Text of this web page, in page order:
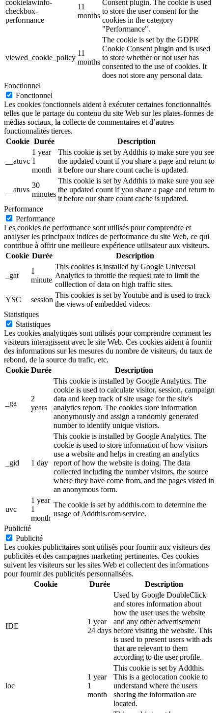
cookielawinfo-
checkbox-
performance
11
months
Consent plugin. The cookie is used
to store the user consent for the
cookies in the category
"Performance".
viewed_cookie_policy
11
months
The cookie is set by the GDPR
Cookie Consent plugin and is used
to store whether or not user has
consented to the use of cookies. It
does not store any personal data.
Fonctionnel
Fonctionnel
Les cookies fonctionnels aident à exécuter certaines fonctionnalités
telles que le partage du contenu du site Web sur les plates-formes de
médias sociaux, la collecte de commentaires et d’autres
fonctionnalités tierces.
Cookie Durée Description
__atuvc
1 year
1
month
This cookie is set by Addthis to make sure you see
the updated count if you share a page and return to
it before our share count cache is updated.
__atuvs
30
minutes
This cookie is set by Addthis to make sure you see
the updated count if you share a page and return to
it before our share count cache is updated.
Performance
Performance
Les cookies de performance sont utilisés pour comprendre et
analyser les principaux indices de performance du site Web, ce qui
contribue à offrir une meilleure expérience utilisateur aux visiteurs.
Cookie Durée Description
_gat
1
minute
This cookies is installed by Google Universal
Analytics to throttle the request rate to limit the
colllection of data on high traffic sites.
YSC
session
This cookies is set by Youtube and is used to track
the views of embedded videos.
Statistiques
Statistiques
Les cookies analytiques sont utilisés pour comprendre comment les
visiteurs interagissent avec le site Web. Ces cookies aident à fournir
des informations sur les mesures du nombre de visiteurs, du taux de
rebond, de la source du trafic, etc.
Cookie Durée Description
_ga
2
years
This cookie is installed by Google Analytics. The
cookie is used to calculate visitor, session, campaign
data and keep track of site usage for the site's
analytics report. The cookies store information
anonymously and assign a randomly generated
number to identify unique visitors.
_gid 1 day
This cookie is installed by Google Analytics. The
cookie is used to store information of how visitors
use a website and helps in creating an analytics
report of how the website is doing. The data
collected including the number visitors, the source
where they have come from, and the pages visted in
an anonymous form.
uvc
1 year
1
month
The cookie is set by addthis.com to determine the
usage of Addthis.com service.
Publicité
Publicité
Les cookies publicitaires sont utilisés pour fournir aux visiteurs des
publicités et des campagnes marketing pertinentes. Ces cookies
suivent les visiteurs sur les sites Web et collectent des informations
pour fournir des publicités personnalisées.
Cookie
Durée Description
IDE
1 year
24 days
Used by Google DoubleClick
and stores information about
how the user uses the website
and any other advertisement
before visiting the website. This
is used to present users with ads
that are relevant to them
according to the user profile.
loc
1 year
1
month
This cookie is set by Addthis.
This is a geolocation cookie to
understand where the users
sharing the information are
located.